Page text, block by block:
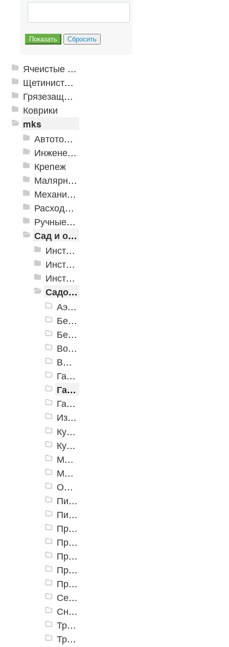
Ячеистые грязезащитные покрытия
Щетинистые покрытия
Грязезащитные, влаговпитывающие покрытия
Коврики
mks
Автотовары
Инженерная сантехника и инструменты
Крепеж
Малярно-штукатурные инструменты
Механизированные инструменты
Расходные инструменты
Ручные инструменты
Сад и огород
Инструменты для полива
Инструменты для почвы
Инструменты для растений
Садовая техника
Аэраторы, скарификаторы, воздуходувки
Бензокосы и триммеры
Бензопилы
Воздуходувки аккумуляторные
Высоторезы аккумуляторные
Газонокосилки (электро)
Газонокосилки аккумуляторные
Газонокосилки бензиновые
Измельчители
Культиваторы и мотоблоки
Кусторезы аккумуляторные
Мотоблоки
Мотобуры (бензобуры)
Опрыскиватели
Пилы цепные
Пилы цепные аккумуляторные
Принадлежности для культиваторов и мотоблоков
Принадлежности для мотобуров
Принадлежности для пил цепных
Принадлежности для триммеров
Принадлежности к бензоинструменту
Секаторы аккумуляторные
Снегоуборщики
Триммеры (электро)
Триммеры и косы аккумуляторные